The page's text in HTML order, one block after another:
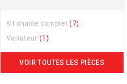
Kit chaine complet (7)
Variateur (1)
VOIR TOUTES LES PIÈCES